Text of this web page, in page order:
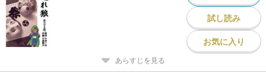
試し読み
お気に入り
あらすじを見る